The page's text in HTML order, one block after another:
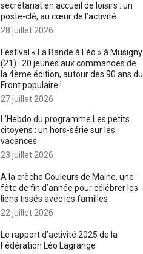
secrétariat en accueil de loisirs : un
poste-clé, au cœur de l’activité
28 juillet 2026
Festival « La Bande à Léo » à Musigny
(21) : 20 jeunes aux commandes de
la 4ème édition, autour des 90 ans du
Front populaire !
27 juillet 2026
L’Hebdo du programme Les petits
citoyens : un hors-série sur les
vacances
23 juillet 2026
A la crèche Couleurs de Maine, une
fête de fin d’année pour célébrer les
liens tissés avec les familles
22 juillet 2026
Le rapport d’activité 2025 de la
Fédération Léo Lagrange